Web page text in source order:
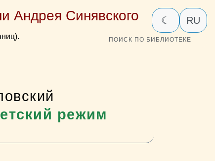
Андрея Синявского ☾ RU
ПОИСК ПО БИБЛИОТЕКЕ
режим